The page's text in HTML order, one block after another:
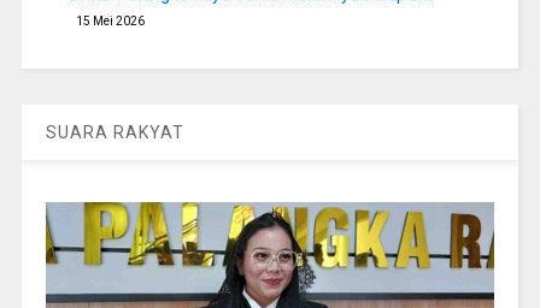
15 Mei 2026
SUARA RAKYAT